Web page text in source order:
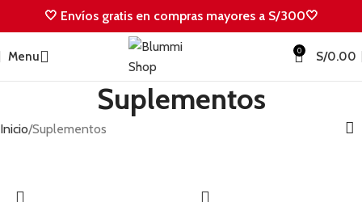
🤍 Envíos gratis en compras mayores a S/300🤍
Menu 0 S/0.00
Suplementos
Inicio Suplementos